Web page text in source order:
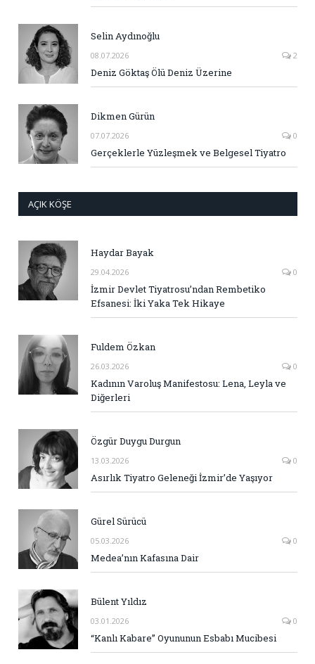
Selin Aydınoğlu
08.07.2026 2
Deniz Göktaş Ölü Deniz Üzerine
Dikmen Gürün
07.07.2026 0
Gerçeklerle Yüzleşmek ve Belgesel Tiyatro
AÇIK KÖŞE
Haydar Bayak
29.04.2026 0
İzmir Devlet Tiyatrosu’ndan Rembetiko
Efsanesi: İki Yaka Tek Hikaye
Fuldem Özkan
26.03.2026 0
Kadının Varoluş Manifestosu: Lena, Leyla ve
Diğerleri
Özgür Duygu Durgun
13.03.2026 0
Asırlık Tiyatro Geleneği İzmir’de Yaşıyor
Gürel Sürücü
05.03.2026 0
Medea’nın Kafasına Dair
Bülent Yıldız
03.01.2026 0
“Kanlı Kabare” Oyununun Esbabı Mucibesi